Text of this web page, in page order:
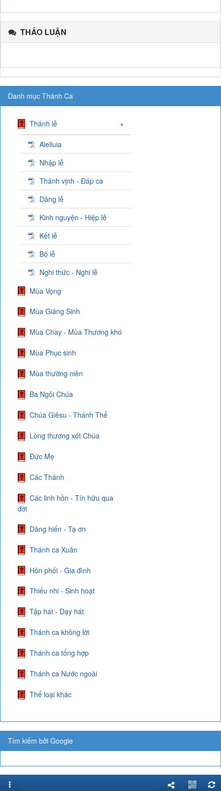
THẢO LUẬN
Danh mục Thánh Ca
Thánh lễ +
Alelluia
Nhập lễ
Thánh vịnh - Đáp ca
Dâng lễ
Kinh nguyện - Hiệp lễ
Kết lễ
Bộ lễ
Nghi thức - Nghi lễ
Mùa Vọng
Mùa Giáng Sinh
Mùa Chay - Mùa Thương khó
Mùa Phục sinh
Mùa thường niên
Ba Ngôi Chúa
Chúa Giêsu - Thánh Thể
Lòng thương xót Chúa
Đức Mẹ
Các Thánh
Các linh hồn - Tín hữu qua
đời
Dâng hiến - Tạ ơn
Thánh ca Xuân
Hôn phối - Gia đình
Thiếu nhi - Sinh hoạt
Tập hát - Dạy hát
Thánh ca không lời
Thánh ca tổng hợp
Thánh ca Nước ngoài
Thể loại khác
Tìm kiếm bởi Google